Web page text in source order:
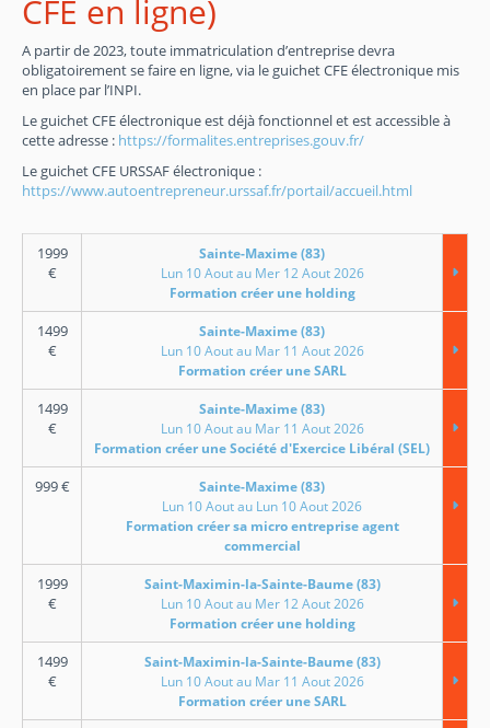
CFE en ligne)
A partir de 2023, toute immatriculation d’entreprise devra
obligatoirement se faire en ligne, via le guichet CFE électronique mis
en place par l’INPI.
Le guichet CFE électronique est déjà fonctionnel et est accessible à
cette adresse : https://formalites.entreprises.gouv.fr/
Le guichet CFE URSSAF électronique :
https://www.autoentrepreneur.urssaf.fr/portail/accueil.html
1999
€
Sainte-Maxime (83)
Lun 10 Aout au Mer 12 Aout 2026
Formation créer une holding
1499
€
Sainte-Maxime (83)
Lun 10 Aout au Mar 11 Aout 2026
Formation créer une SARL
1499
€
Sainte-Maxime (83)
Lun 10 Aout au Mar 11 Aout 2026
Formation créer une Société d'Exercice Libéral (SEL)
999€
Sainte-Maxime (83)
Lun 10 Aout au Lun 10 Aout 2026
Formation créer sa micro entreprise agent
commercial
1999
€
Saint-Maximin-la-Sainte-Baume (83)
Lun 10 Aout au Mer 12 Aout 2026
Formation créer une holding
1499
€
Saint-Maximin-la-Sainte-Baume (83)
Lun 10 Aout au Mar 11 Aout 2026
Formation créer une SARL